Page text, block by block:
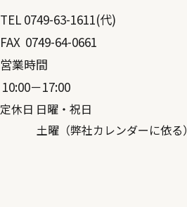
TEL 0749-63-1611(代)
FAX 0749-64-0661
営業時間
10:00－17:00
定休日 日曜・祝日
土曜（弊社カレンダーに依る）